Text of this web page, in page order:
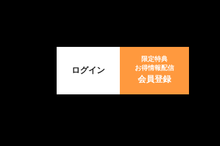
ログイン
限定特典
お得情報配信
会員登録